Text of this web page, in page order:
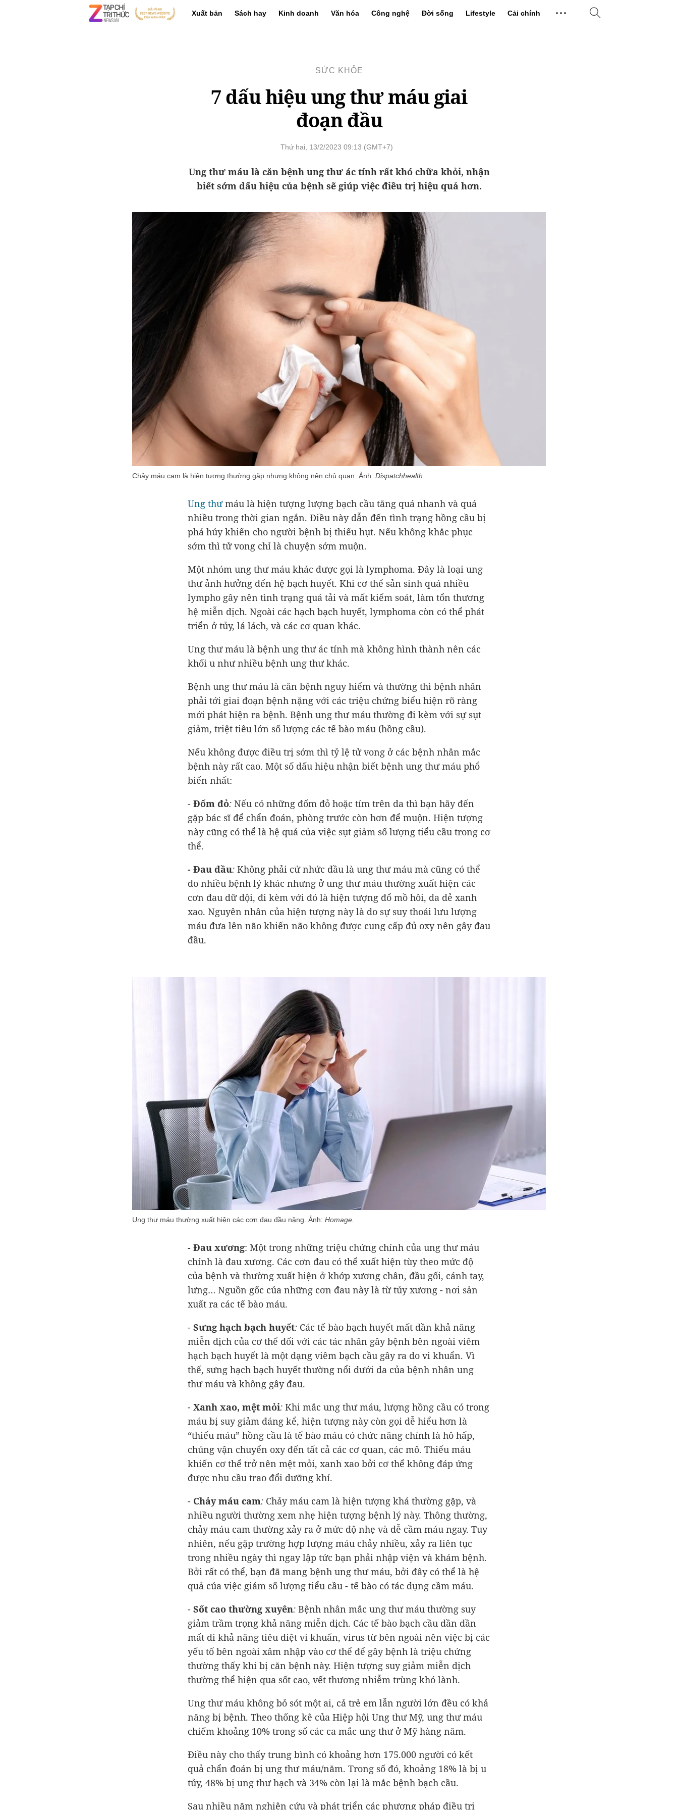
Xuất bản Sách hay Kinh doanh Văn hóa Công nghệ Đời sống Lifestyle Cải chính
SỨC KHỎE
7 dấu hiệu ung thư máu giai
đoạn đầu
Thứ hai, 13/2/2023 09:13 (GMT+7)
Ung thư máu là căn bệnh ung thư ác tính rất khó chữa khỏi, nhận
biết sớm dấu hiệu của bệnh sẽ giúp việc điều trị hiệu quả hơn.
Chảy máu cam là hiện tượng thường gặp nhưng không nên chủ quan. Ảnh: Dispatchhealth
Ung thưmáu là hiện tượng lượng bạch cầu tăng quá nhanh và quá
nhiều trong thời gian ngắn. Điều này dẫn đến tình trạng hồng cầu bị
phá hủy khiến cho người bệnh bị thiếu hụt. Nếu không khắc phục
sớm thì tử vong chỉ là chuyện sớm muộn.
Một nhóm ung thư máu khác được gọi là lymphoma. Đây là loại ung
thư ảnh hưởng đến hệ bạch huyết. Khi cơ thể sản sinh quá nhiều
lympho gây nên tình trạng quá tải và mất kiểm soát, làm tổn thương
hệ miễn dịch. Ngoài các hạch bạch huyết, lymphoma còn có thể phát
triển ở tủy, lá lách, và các cơ quan khác.
Ung thư máu là bệnh ung thư ác tính mà không hình thành nên các
khối u như nhiều bệnh ung thư khác.
Bệnh ung thư máu là căn bệnh nguy hiểm và thường thì bệnh nhân
phải tới giai đoạn bệnh nặng với các triệu chứng biểu hiện rõ ràng
mới phát hiện ra bệnh. Bệnh ung thư máu thường đi kèm với sự sụt
giảm, triệt tiêu lớn số lượng các tế bào máu (hồng cầu).
Nếu không được điều trị sớm thì tỷ lệ tử vong ở các bệnh nhân mắc
bệnh này rất cao. Một số dấu hiệu nhận biết bệnh ung thư máu phổ
biến nhất:
- Đốm đỏ: Nếu có những đốm đỏ hoặc tím trên da thì bạn hãy đến
gặp bác sĩ để chẩn đoán, phòng trước còn hơn để muộn. Hiện tượng
này cũng có thể là hệ quả của việc sụt giảm số lượng tiểu cầu trong cơ
thể.
- Đau đầu: Không phải cứ nhức đầu là ung thư máu mà cũng có thể
do nhiều bệnh lý khác nhưng ở ung thư máu thường xuất hiện các
cơn đau dữ dội, đi kèm với đó là hiện tượng đổ mồ hôi, da dẻ xanh
xao. Nguyên nhân của hiện tượng này là do sự suy thoái lưu lượng
máu đưa lên não khiến não không được cung cấp đủ oxy nên gây đau
đầu.
Ung thư máu thường xuất hiện các cơn đau đầu nặng. Ảnh: Homage.
- Đau xương: Một trong những triệu chứng chính của ung thư máu
chính là đau xương. Các cơn đau có thể xuất hiện tùy theo mức độ
của bệnh và thường xuất hiện ở khớp xương chân, đầu gối, cánh tay,
lưng… Nguồn gốc của những cơn đau này là từ tủy xương - nơi sản
xuất ra các tế bào máu.
- Sưng hạch bạch huyết: Các tế bào bạch huyết mất dần khả năng
miễn dịch của cơ thể đối với các tác nhân gây bệnh bên ngoài viêm
hạch bạch huyết là một dạng viêm bạch cầu gây ra do vi khuẩn. Vì
thế, sưng hạch bạch huyết thường nổi dưới da của bệnh nhân ung
thư máu và không gây đau.
- Xanh xao, mệt mỏi: Khi mắc ung thư máu, lượng hồng cầu có trong
máu bị suy giảm đáng kể, hiện tượng này còn gọi dễ hiểu hơn là
“thiếu máu” hồng cầu là tế bào máu có chức năng chính là hô hấp,
chúng vận chuyển oxy đến tất cả các cơ quan, các mô. Thiếu máu
khiến cơ thể trở nên mệt mỏi, xanh xao bởi cơ thể không đáp ứng
được nhu cầu trao đổi dưỡng khí.
- Chảy máu cam: Chảy máu cam là hiện tượng khá thường gặp, và
nhiều người thường xem nhẹ hiện tượng bệnh lý này. Thông thường,
chảy máu cam thường xảy ra ở mức độ nhẹ và dễ cầm máu ngay. Tuy
nhiên, nếu gặp trường hợp lượng máu chảy nhiều, xảy ra liên tục
trong nhiều ngày thì ngay lập tức bạn phải nhập viện và khám bệnh.
Bởi rất có thể, bạn đã mang bệnh ung thư máu, bởi đây có thể là hệ
quả của việc giảm số lượng tiểu cầu - tế bào có tác dụng cầm máu.
- Sốt cao thường xuyên: Bệnh nhân mắc ung thư máu thường suy
giảm trầm trọng khả năng miễn dịch. Các tế bào bạch cầu dần dần
mất đi khả năng tiêu diệt vi khuẩn, virus từ bên ngoài nên việc bị các
yếu tố bên ngoài xâm nhập vào cơ thể để gây bệnh là triệu chứng
thường thấy khi bị căn bệnh này. Hiện tượng suy giảm miễn dịch
thường thể hiện qua sốt cao, vết thương nhiễm trùng khó lành.
Ung thư máu không bỏ sót một ai, cả trẻ em lẫn người lớn đều có khả
năng bị bệnh. Theo thống kê của Hiệp hội Ung thư Mỹ, ung thư máu
chiếm khoảng 10% trong số các ca mắc ung thư ở Mỹ hàng năm.
Điều này cho thấy trung bình có khoảng hơn 175.000 người có kết
quả chẩn đoán bị ung thư máu/năm. Trong số đó, khoảng 18% là bị u
tủy, 48% bị ung thư hạch và 34% còn lại là mắc bệnh bạch cầu.
Sau nhiều năm nghiên cứu và phát triển các phương pháp điều trị